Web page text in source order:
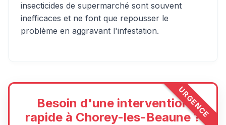
insecticides de supermarché sont souvent
inefficaces et ne font que repousser le
problème en aggravant l'infestation.
URGENCE
Besoin d'une intervention
rapide à Chorey-les-Beaune ?